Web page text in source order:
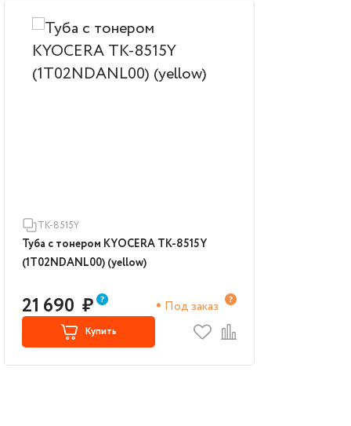
TK-8515Y
Туба с тонером KYOCERA TK-8515Y
(1T02NDANL00) (yellow)
21 690 ₽ Под заказ
Купить